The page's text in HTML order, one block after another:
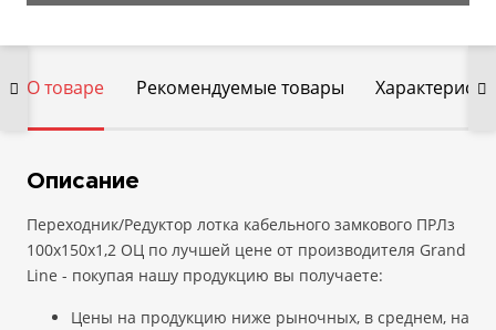
О товаре Рекомендуемые товары
Описание
Переходник/Редуктор лотка кабельного замкового ПРЛз
100х150х1,2 ОЦ по лучшей цене от производителя Grand
Line - покупая нашу продукцию вы получаете:
Цены на продукцию ниже рыночных, в среднем, на